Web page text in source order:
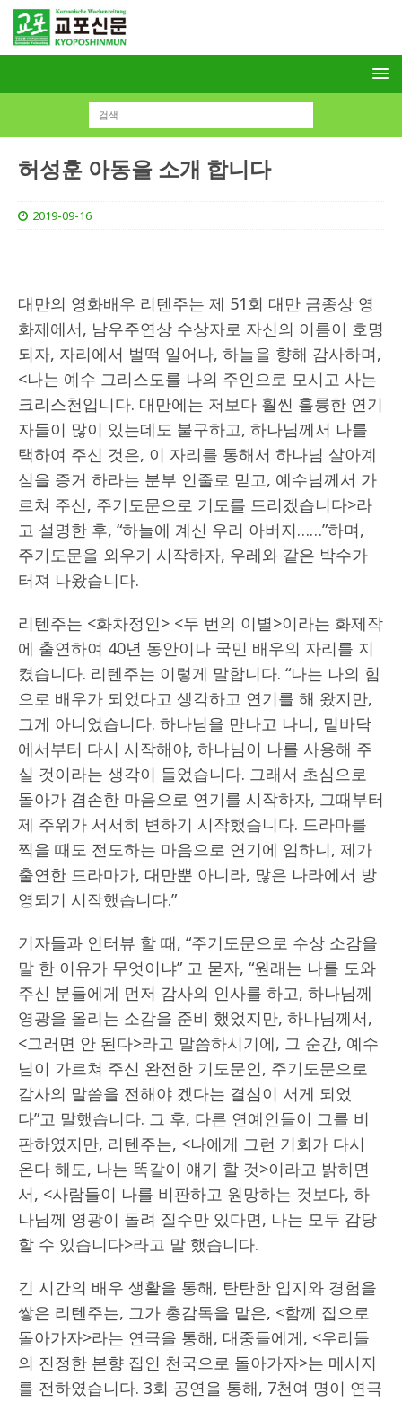
허성훈 아동을 소개 합니다
2019-09-16
대만의 영화배우 리텐주는 제 51회 대만 금종상 영
화제에서, 남우주연상 수상자로 자신의 이름이 호명
되자, 자리에서 벌떡 일어나, 하늘을 향해 감사하며,
<나는 예수 그리스도를 나의 주인으로 모시고 사는
크리스천입니다. 대만에는 저보다 훨씬 훌륭한 연기
자들이 많이 있는데도 불구하고, 하나님께서 나를
택하여 주신 것은, 이 자리를 통해서 하나님 살아계
심을 증거 하라는 분부 인줄로 믿고, 예수님께서 가
르쳐 주신, 주기도문으로 기도를 드리겠습니다>라
고 설명한 후, “하늘에 계신 우리 아버지……”하며,
주기도문을 외우기 시작하자, 우레와 같은 박수가
터져 나왔습니다.
리텐주는 <화차정인> <두 번의 이별>이라는 화제작
에 출연하여 40년 동안이나 국민 배우의 자리를 지
켰습니다. 리텐주는 이렇게 말합니다. “나는 나의 힘
으로 배우가 되었다고 생각하고 연기를 해 왔지만,
그게 아니었습니다. 하나님을 만나고 나니, 밑바닥
에서부터 다시 시작해야, 하나님이 나를 사용해 주
실 것이라는 생각이 들었습니다. 그래서 초심으로
돌아가 겸손한 마음으로 연기를 시작하자, 그때부터
제 주위가 서서히 변하기 시작했습니다. 드라마를
찍을 때도 전도하는 마음으로 연기에 임하니, 제가
출연한 드라마가, 대만뿐 아니라, 많은 나라에서 방
영되기 시작했습니다.”
기자들과 인터뷰 할 때, “주기도문으로 수상 소감을
말 한 이유가 무엇이냐” 고 묻자, “원래는 나를 도와
주신 분들에게 먼저 감사의 인사를 하고, 하나님께
영광을 올리는 소감을 준비 했었지만, 하나님께서,
<그러면 안 된다>라고 말씀하시기에, 그 순간, 예수
님이 가르쳐 주신 완전한 기도문인, 주기도문으로
감사의 말씀을 전해야 겠다는 결심이 서게 되었
다”고 말했습니다. 그 후, 다른 연예인들이 그를 비
판하였지만, 리텐주는, <나에게 그런 기회가 다시
온다 해도, 나는 똑같이 얘기 할 것>이라고 밝히면
서, <사람들이 나를 비판하고 원망하는 것보다, 하
나님께 영광이 돌려 질수만 있다면, 나는 모두 감당
할 수 있습니다>라고 말 했습니다.
긴 시간의 배우 생활을 통해, 탄탄한 입지와 경험을
쌓은 리텐주는, 그가 총감독을 맡은, <함께 집으로
돌아가자>라는 연극을 통해, 대중들에게, <우리들
의 진정한 본향 집인 천국으로 돌아가자>는 메시지
를 전하였습니다. 3회 공연을 통해, 7천여 명이 연극